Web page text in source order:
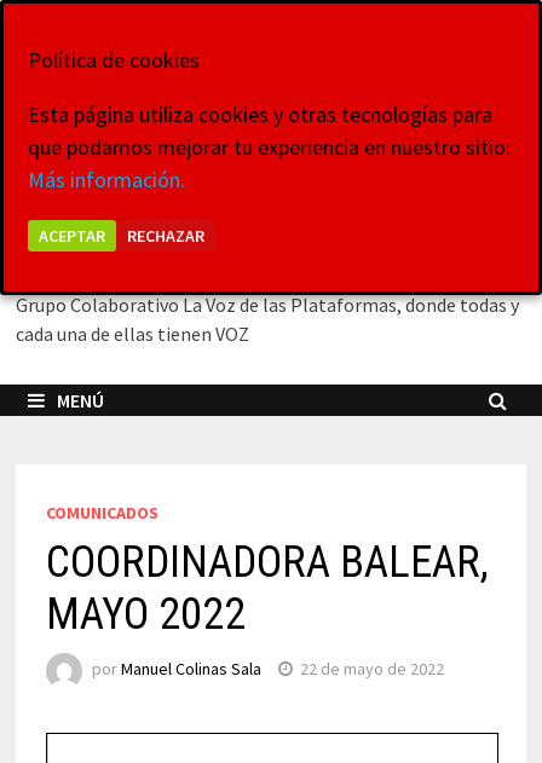
La Voz de las
Plataformas
Grupo Colaborativo La Voz de las Plataformas, donde todas y
cada una de ellas tienen VOZ
MENÚ
COMUNICADOS
COORDINADORA BALEAR,
MAYO 2022
porManuel Colinas Sala 22 de mayo de 2022
Política de cookies
Esta página utiliza cookies y otras tecnologías para
que podamos mejorar tu experiencia en nuestro sitio:
Más información.
ACEPTAR RECHAZAR